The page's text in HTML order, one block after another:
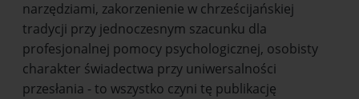
narzędziami, zakorzenienie w chrześcijańskiej
tradycji przy jednoczesnym szacunku dla
profesjonalnej pomocy psychologicznej, osobisty
charakter świadectwa przy uniwersalności
przesłania - to wszystko czyni tę publikację